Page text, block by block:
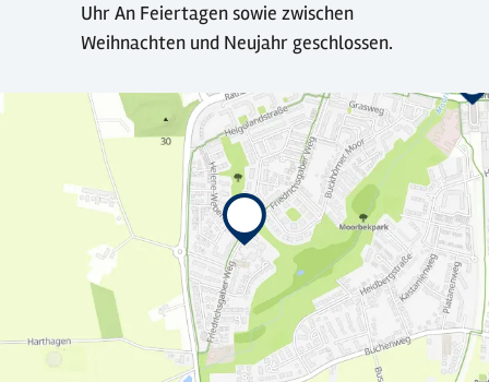
Uhr An Feiertagen sowie zwischen
Weihnachten und Neujahr geschlossen.